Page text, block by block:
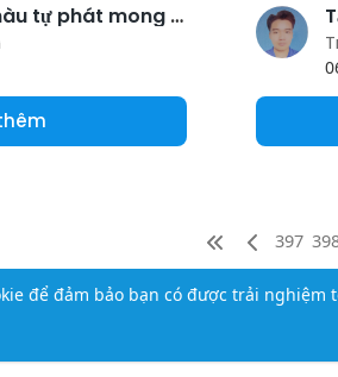
để đảm bảo bạn có được trải
Người nuôi hàu tự phát mong sớm được quy hoạch
397